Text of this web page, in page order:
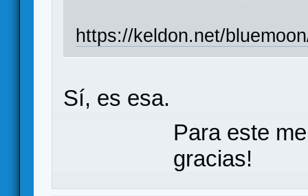
https://keldon.net/
Sí, es esa.
Para este
gracias!